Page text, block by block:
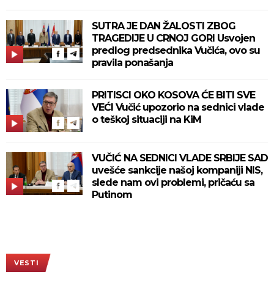
SUTRA JE DAN ŽALOSTI ZBOG
TRAGEDIJE U CRNOJ GORI Usvojen
predlog predsednika Vučića, ovo su
pravila ponašanja
PRITISCI OKO KOSOVA ĆE BITI SVE
VEĆI Vučić upozorio na sednici vlade
o teškoj situaciji na KiM
VUČIĆ NA SEDNICI VLADE SRBIJE SAD
uvešće sankcije našoj kompaniji NIS,
slede nam ovi problemi, pričaću sa
Putinom
VESTI